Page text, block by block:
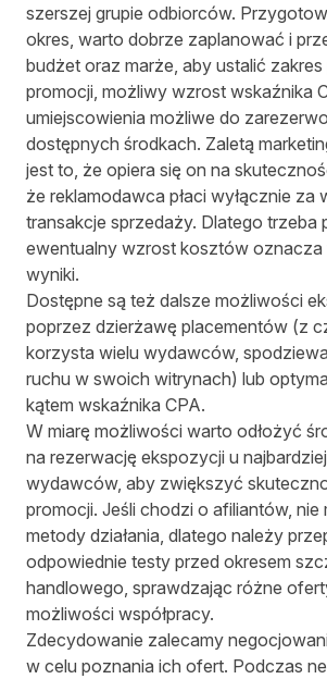
szerszej grupie odbiorców.
okres, warto dobrze zaplanować i
budżet oraz marże, aby ustalić
promocji, możliwy wzrost wskaźnika
umiejscowienia możliwe do
dostępnych środkach. Zaletą
jest to, że opiera się on na
że reklamodawca płaci wyłącznie za
transakcje sprzedaży. Dlatego trzeba
ewentualny wzrost kosztów oznacza
wyniki.
Dostępne są też dalsze możliwości
poprzez dzierżawę placementów (z
korzysta wielu wydawców,
ruchu w swoich witrynach) lub
kątem wskaźnika CPA.
W miarę możliwości warto odłożyć
na rezerwację ekspozycji u
wydawców, aby zwiększyć
promocji. Jeśli chodzi o afiliantów, nie
metody działania, dlatego należy
odpowiednie testy przed okresem
handlowego, sprawdzając różne
możliwości współpracy.
Zdecydowanie zalecamy
w celu poznania ich ofert. Podczas